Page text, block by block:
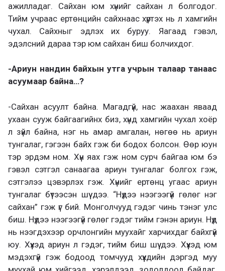
ажилладаг. Сайхан юм хүнийг сайхан л болгодог.
Тийм учраас ертөнцийн сайхнаас хүртэх нь л хамгийн
чухал. Сайхныг эдлэх их буруу. Яагаад гэвэл,
эдэлсний дараа тэр юм сайхан биш болчихдог.
-Ариун нандин байхын утга учрын талаар танаас
асуумаар байна…?
-Сайхан асуулт байна. Магадгүй, нас жаахан яваад
ухаан сууж байгаагийнх биз, хүнд хамгийн чухал хоёр
л зүйл байна, нэг нь амар амгалан, нөгөө нь ариун
тунгалаг, гэгээн байх гэж би бодох болсон. Өөр юун
тэр эрдэм ном. Хүн яах гэж ном сурч байгаа юм бэ
гэвэл сэтгэл санаагаа ариун тунгалаг болгох гэж,
сэтгэлээ цэвэрлэх гэж. Хүнийг ертөнц угаас ариун
тунгалаг бүтээсэн шүү дээ. “Нүдээ нээгээгүй гөлөг нэг
сайхан” гэж үг бий. Монголчууд гэдэг чинь тэнэг улс
биш. Нүдээ нээгээгүй гөлөг гэдэг тийм гэнэн ариун. Нүд
нь нээгдэхээр орчлонгийн муухайг харчихдаг байхгүй
юу. Хүүхэд ариун л гэдэг, тийм биш шүү дээ. Хүүхэд юм
мэдэхгүй гэж бодоод томчууд хүүхдийн дэргэд муу